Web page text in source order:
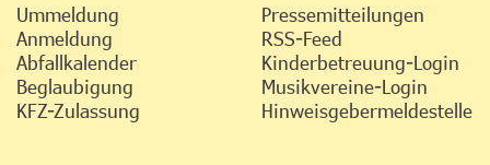
Ummeldung
Anmeldung
Abfallkalender
Beglaubigung
KFZ-Zulassung
Pressemitteilungen
RSS-Feed
Kinderbetreuung-Login
Musikvereine-Login
Hinweisgebermeldestelle